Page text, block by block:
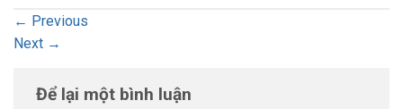
← Previous
Next →
Để lại một bình luận